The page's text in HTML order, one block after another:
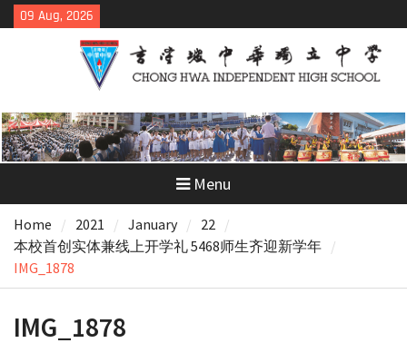
Skip
to
09 Aug, 2026
Menu
Home 2021 January
22
本校首创实体兼线上开学礼 5468师生齐迎新学年
IMG_1878
IMG_1878